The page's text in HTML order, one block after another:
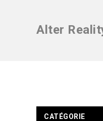
Alter
CATÉGORIE